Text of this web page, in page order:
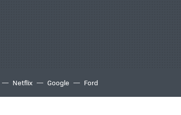
Netflix Google Ford